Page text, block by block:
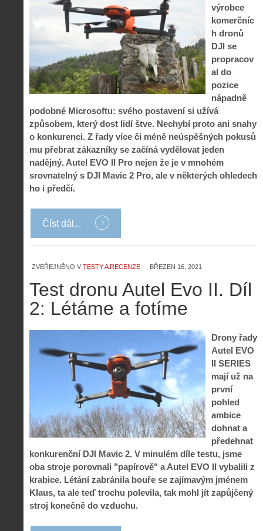
výrobce
komerčníc
h dronů
DJI se
propracov
al do
pozice
nápadně
podobné Microsoftu: svého postavení si užívá
způsobem, který dost lidí štve. Nechybí proto ani snahy
o konkurenci. Z řady více či méně neúspěšných pokusů
mu přebrat zákazníky se začíná vydělovat jeden
nadějný. Autel EVO II Pro nejen že je v mnohém
srovnatelný s DJI Mavic 2 Pro, ale v některých ohledech
ho i předčí.
Číst dál...
ZVEŘEJNĚNO V TESTY A RECENZE BŘEZEN 16, 2021
Test dronu Autel Evo II. Díl
2: Létáme a fotíme
Drony řady
Autel EVO
II SERIES
mají už na
první
pohled
ambice
dohnat a
předehnat
konkurenční DJI Mavic 2. V minulém díle testu, jsme
oba stroje porovnali "papírově" a Autel EVO II vybalili z
krabice. Létání zabránila bouře se zajímavým jménem
Klaus, ta ale teď trochu polevila, tak mohl jít zapůjčený
stroj konečně do vzduchu.